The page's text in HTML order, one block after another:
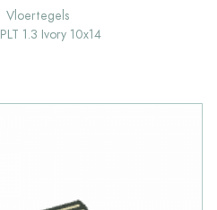
Vloertegels
PLT 1.3 Ivory 10x14